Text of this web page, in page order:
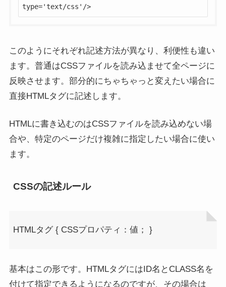
type='text/css'/>
このようにそれぞれ記述方法が異なり、利便性も違い
ます。普通はCSSファイルを読み込ませて全ページに
反映させます。部分的にちゃちゃっと変えたい場合に
直接HTMLタグに記述します。
HTMLに書き込むのはCSSファイルを読み込めない場
合や、特定のページだけ複雑に指定したい場合に使い
ます。
CSSの記述ルール
HTMLタグ { CSSプロパティ：値； }
基本はこの形です。HTMLタグにはID名とCLASS名を
付けて指定できるようになるのですが、その場合は